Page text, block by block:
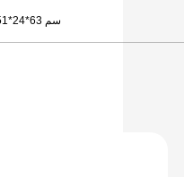
51*24*63 سم